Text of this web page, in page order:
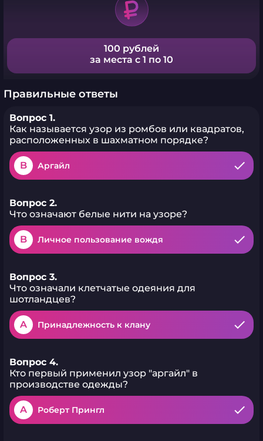
100 рублей
за места с 1 по 10
Правильные ответы
Вопрос 1.
Как называется узор из ромбов или квадратов,
расположенных в шахматном порядке?
B Аргайл
Вопрос 2.
Что означают белые нити на узоре?
B Личное пользование вождя
Вопрос 3.
Что означали клетчатые одеяния для
шотландцев?
A Принадлежность к клану
Вопрос 4.
Кто первый применил узор "аргайл" в
производстве одежды?
A Роберт Прингл